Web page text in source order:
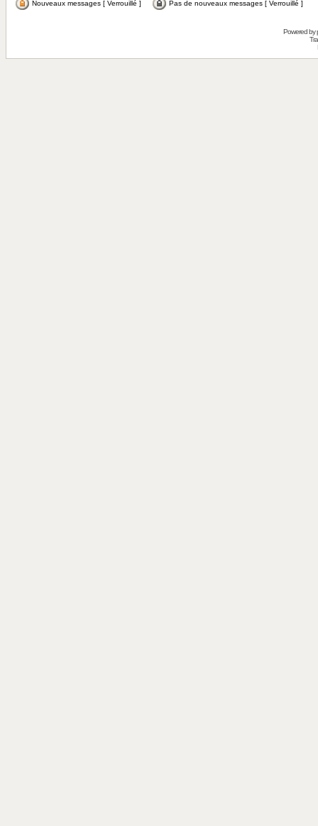
Nouveaux messages [ Verrouillé ] Pas de nouveaux messages [ Verrouillé ]
Powered by